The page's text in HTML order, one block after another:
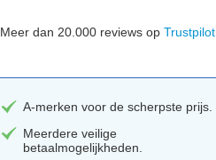
Meer dan 20.000 reviews op Trustpilot
A-merken voor de scherpste prijs.
Meerdere veilige
betaalmogelijkheden.